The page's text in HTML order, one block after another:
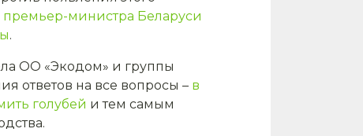
министра Беларуси
.
ОО «Экодом» и группы
ответов на все вопросы – в
голубей и тем самым